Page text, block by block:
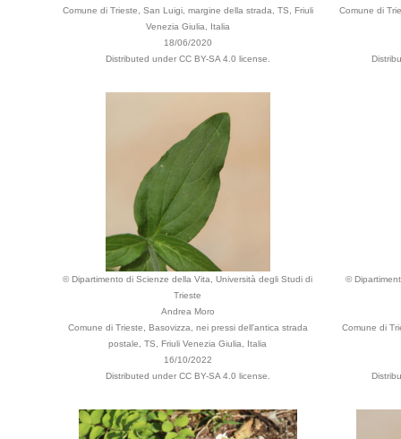
Comune di Trieste, San Luigi, margine della strada, TS, Friuli
Venezia Giulia, Italia
18/06/2020
Distributed under CC BY-SA 4.0 license.
Comune di
© Dipartimento di Scienze della Vita, Università degli Studi di
Trieste
Andrea Moro
Comune di Trieste, Basovizza, nei pressi dell'antica strada
postale, TS, Friuli Venezia Giulia, Italia
16/10/2022
Distributed under CC BY-SA 4.0 license.
©
Comune di